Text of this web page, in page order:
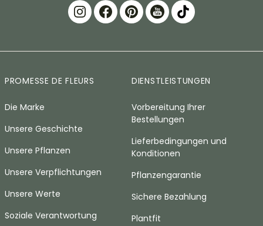
PROMESSE DE FLEURS
Die Marke
Unsere Geschichte
Unsere Pflanzen
Unsere Verpflichtungen
Unsere Werte
Soziale Verantwortung
DIENSTLEISTUNGEN
Vorbereitung Ihrer
Bestellungen
Lieferbedingungen und
Konditionen
Pflanzengarantie
Sichere Bezahlung
Plantfit